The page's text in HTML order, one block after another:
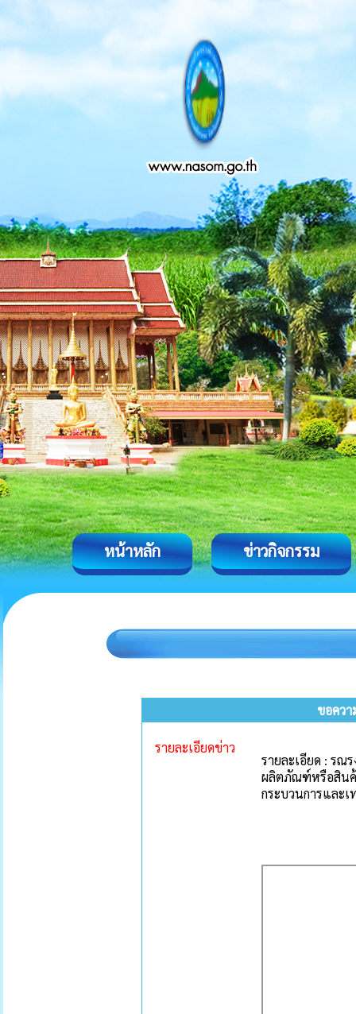
หน้าหลัก ข่าวกิจกรรม
ขอควา
รายละเอียดข่าว
รายละเอียด : ร
ผลิตภัณฑ์หรือสินค้
กระบวนการและ